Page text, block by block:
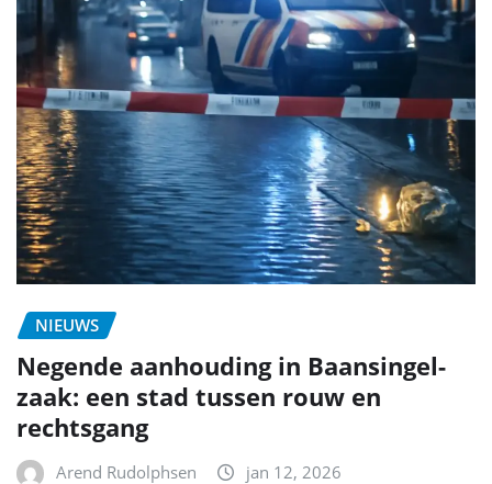
NIEUWS
Negende aanhouding in Baansingel-
zaak: een stad tussen rouw en
rechtsgang
Arend Rudolphsen jan 12, 2026